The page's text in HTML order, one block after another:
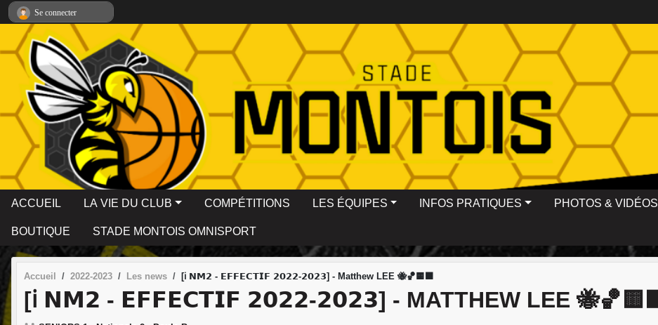
ACCUEIL LA VIE DU CLUB COMPÉTITIONS LES ÉQUIPES INFOS PRATIQUES PHOTOS & VIDÉOS
BOUTIQUE STADE MONTOIS OMNISPORT
Accueil 2022-2023 Les news [ℹ️ 𝗡𝗠𝟮 - 𝗘𝗙𝗙𝗘𝗖𝗧𝗜𝗙 𝟮𝟬𝟮𝟮-𝟮𝟬𝟮𝟯] - Matthew LEE 🐝🏀🟨⬛
[ℹ️ 𝗡𝗠𝟮 - 𝗘𝗙𝗙𝗘𝗖𝗧𝗜𝗙 𝟮𝟬𝟮𝟮-𝟮𝟬𝟮𝟯] - MATTHEW LEE 🐝🏀🟨⬛
Se connecter
Panneau de gestion des cookies